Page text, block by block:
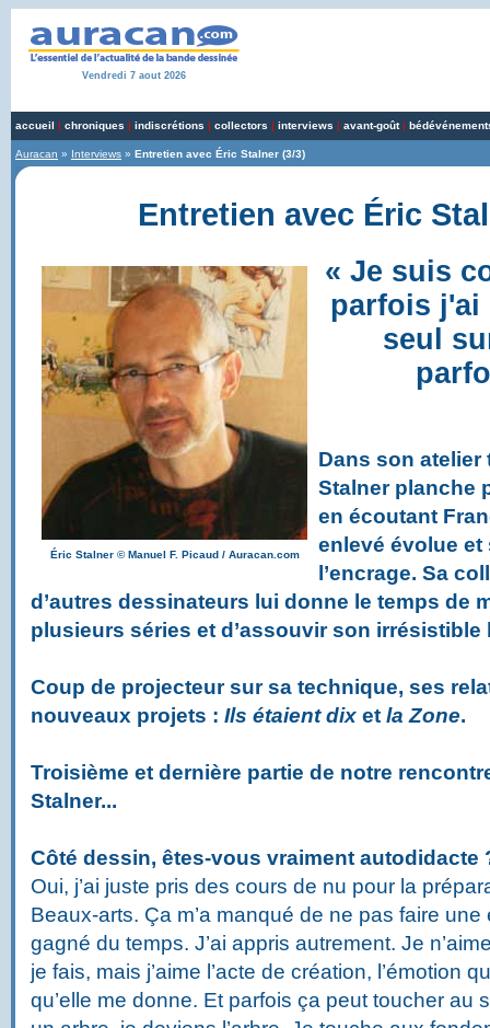
Vendredi 7 aout 2026
accueil | chroniques | indiscrétions | collectors | interviews | avant-goût|
Auracan » Interviews » Entretien avec Éric Stalner (3/3)
Entretien avec Éric
Éric Stalner ©Manuel F. Picaud / Auracan.com
« Je suis
parfois j'ai
seul
Dans son
Stalner planche
en écoutant
enlevé évolue et
l’encrage. Sa
d’autres dessinateurs lui donne le temps de
plusieurs séries et d’assouvir son irrésistible
Coup de projecteur sur sa technique, ses
nouveaux projets : Ils étaient dix et la Zone.
Troisième et dernière partie de notre
Stalner...
Côté dessin, êtes-vous vraiment autodidacte
Oui, j’ai juste pris des cours de nu pour la
Beaux-arts. Ça m’a manqué de ne pas faire une
gagné du temps. J’ai appris autrement. Je
je fais, mais j’aime l’acte de création, l’émotion
qu’elle me donne. Et parfois ça peut toucher au